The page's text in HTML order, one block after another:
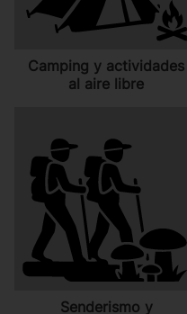
Camping y actividades
al aire libre
Senderismo y